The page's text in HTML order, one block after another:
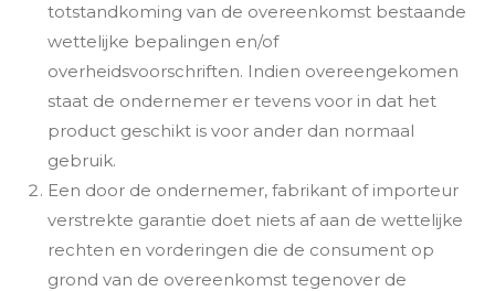
totstandkoming van de overeenkomst bestaande
wettelijke bepalingen en/of
overheidsvoorschriften. Indien overeengekomen
staat de ondernemer er tevens voor in dat het
product geschikt is voor ander dan normaal
gebruik.
Een door de ondernemer, fabrikant of importeur
verstrekte garantie doet niets af aan de wettelijke
rechten en vorderingen die de consument op
grond van de overeenkomst tegenover de